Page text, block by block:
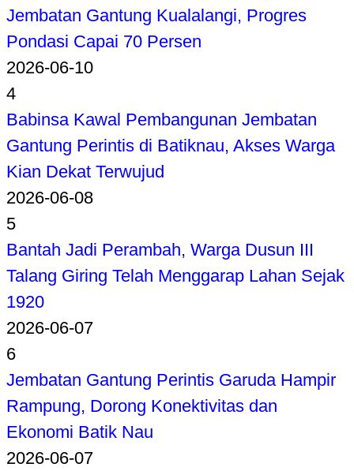
Jembatan Gantung Kualalangi, Progres
Pondasi Capai 70 Persen
2026-06-10
4
Babinsa Kawal Pembangunan Jembatan
Gantung Perintis di Batiknau, Akses Warga
Kian Dekat Terwujud
2026-06-08
5
Bantah Jadi Perambah, Warga Dusun III
Talang Giring Telah Menggarap Lahan Sejak
1920
2026-06-07
6
Jembatan Gantung Perintis Garuda Hampir
Rampung, Dorong Konektivitas dan
Ekonomi Batik Nau
2026-06-07